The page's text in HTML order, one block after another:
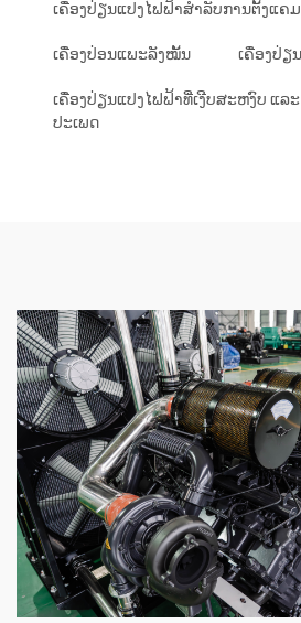
ເຄື່ອງປ່ຽນແປງໄຟຟ້າສຳລັບການຕັ້ງແຄມ
ເຄື່ອງປ່ອນແພະລັງໝັ້ນ ເຄື່ອງປ່ຽ
ເຄື່ອງປ່ຽນແປງໄຟຟ້າທີ່ເງີບສະຫງົບ ແລະ
ປະເພດ